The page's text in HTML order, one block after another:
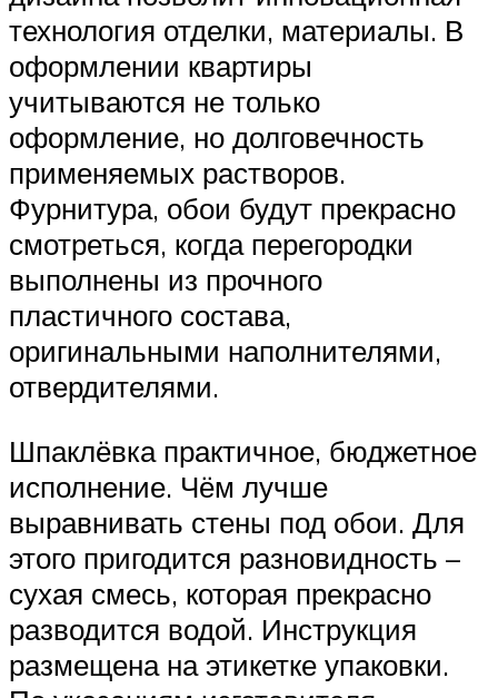
технология отделки, материалы. В
оформлении квартиры
учитываются не только
оформление, но долговечность
применяемых растворов.
Фурнитура, обои будут прекрасно
смотреться, когда перегородки
выполнены из прочного
пластичного состава,
оригинальными наполнителями,
отвердителями.
Шпаклёвка практичное, бюджетное
исполнение. Чём лучше
выравнивать стены под обои. Для
этого пригодится разновидность –
сухая смесь, которая прекрасно
разводится водой. Инструкция
размещена на этикетке упаковки.